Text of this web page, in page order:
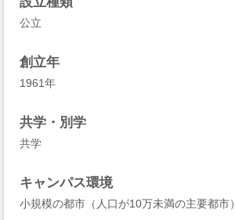
公立
創立年
1961年
共学・別学
共学
キャンパス環境
小規模の都市（人口が10万未満の主要都市）